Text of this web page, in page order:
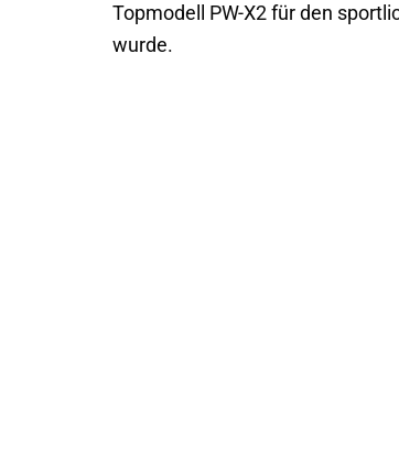
Topmodell PW-X2 für den
wurde.